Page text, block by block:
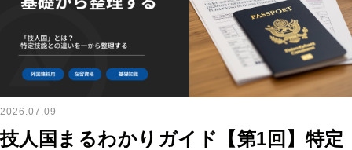
2026.07.09
技人国まるわかりガイド【第1回】特定